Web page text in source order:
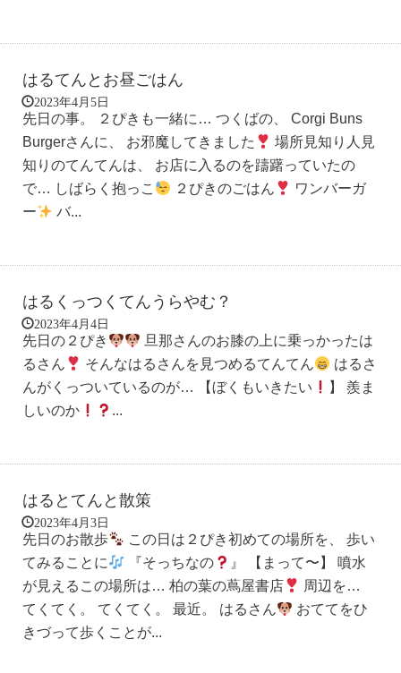
はるてんとお昼ごはん
2023年4月5日
先日の事。 ２ぴきも一緒に… つくばの、 Corgi Buns
Burgerさんに、 お邪魔してきました
場所見知り人見
知りのてんてんは、 お店に入るのを躊躇っていたの
で… しばらく抱っこ
２ぴきのごはん
ワンバーガ
ー
バ...
はるくっつくてんうらやむ？
2023年4月4日
先日の２ぴき
旦那さんのお膝の上に乗っかったは
るさん
そんなはるさんを見つめるてんてん
はるさ
んがくっついているのが… 【ぼくもいきたい
】 羨ま
しいのか
...
はるとてんと散策
2023年4月3日
先日のお散歩
この日は２ぴき初めての場所を、 歩い
てみることに
『そっちなの
』 【まって〜】 噴水
が見えるこの場所は… 柏の葉の蔦屋書店
周辺を…
てくてく。 てくてく。 最近。 はるさん
おててをひ
きづって歩くことが...